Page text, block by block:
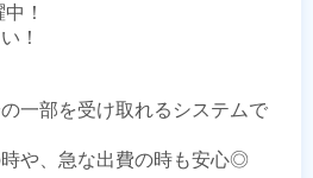
！
！
一部を受け取れるシステムで
や、急な出費の時も安心◎